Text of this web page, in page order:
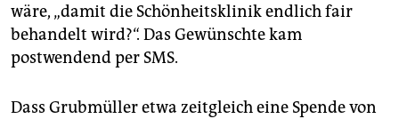
wäre, „damit die Schönheitsklinik endlich fair
behandelt wird?“. Das Gewünschte kam
postwendend per SMS.
Dass Grubmüller etwa zeitgleich eine Spende von